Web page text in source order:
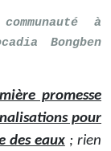
à
Bongben
promesse
pour
des eaux; rien